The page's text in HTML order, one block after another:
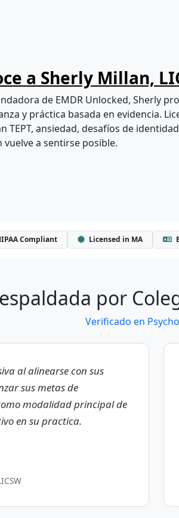
a Sherly Millan,
de EMDR Unlocked, Sherly
y práctica basada en evidencia.
TEPT, ansiedad, desafíos de
vuelve a sentirse posible.
Compliant Licensed in MA
por
Verificado en
al alinearse con sus
sus metas de
modalidad principal de
en su practica.